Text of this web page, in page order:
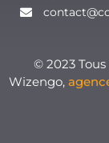
© 2023
Wizengo,